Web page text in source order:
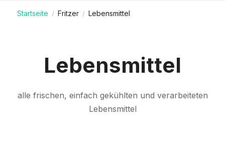
Startseite / Fritzer / Lebensmittel
Lebensmittel
alle frischen, einfach gekühlten und verarbeiteten
Lebensmittel